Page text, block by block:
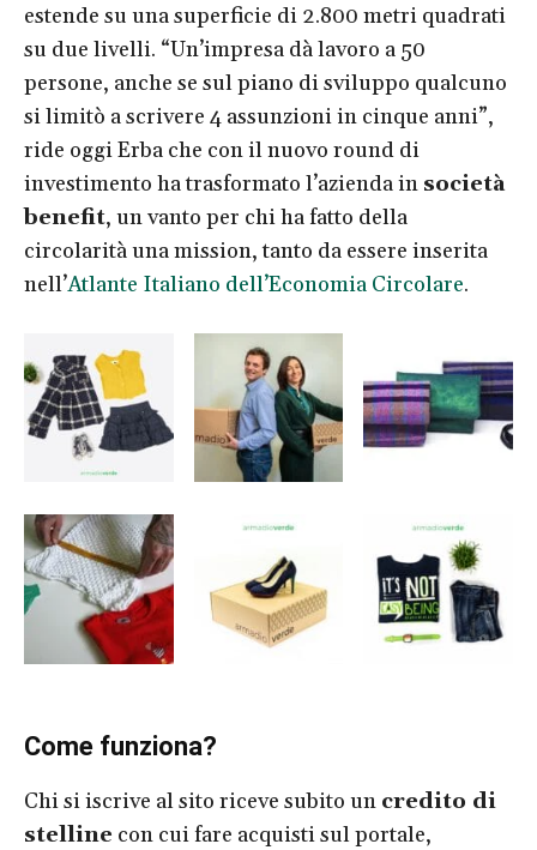
estende su una superficie di 2.800 metri quadrati
su due livelli. “Un’impresa dà lavoro a 50
persone, anche se sul piano di sviluppo qualcuno
si limitò a scrivere 4 assunzioni in cinque anni”,
ride oggi Erba che con il nuovo round di
investimento ha trasformato l’azienda in società
benefit, un vanto per chi ha fatto della
circolarità una mission, tanto da essere inserita
nell’Atlante Italiano dell’Economia Circolare.
Come funziona?
Chi si iscrive al sito riceve subito un credito di
stelline con cui fare acquisti sul portale,